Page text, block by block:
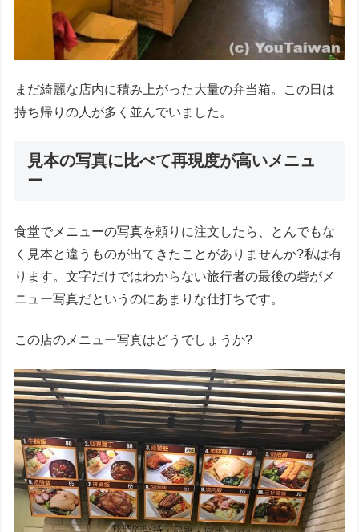
まだ綺麗な店内に積み上がった大量の弁当箱。この日は
持ち帰りの人が多く並んでいました。
見本の写真に比べて再現度が高いメニュ
ー
食堂でメニューの写真を頼りに注文したら、とんでもな
く見本と違うものが出てきたことがありませんか?私は有
ります。文字だけではわからない旅行者の最後の砦がメ
ニュー写真だというのにあまりな仕打ちです。
この店のメニュー写真はどうでしょうか?